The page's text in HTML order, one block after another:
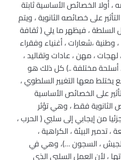
أولا الخصائص الأساسية ثابتة
على خصائصه الثانوية ، ويتم
السلطة ، فيظهر ما يلي ( ثقافة
،شعارات ، أغنياء وفقراء
، مهن ، عادات وتقاليد ،
، أسلحة مختلفة ..) كل ذلك هو
يختلط معها التغيير السلطوي ،
على الخصائص الأساسية
الثانوية فقط ، وهي تؤثر
من إيجابي إلى سلبي ( الحرب ،
، تدمير البيئة ، الكراهية ،
الجيش ، السجون …)، وهي في
، لأن العمل السلبي الذي